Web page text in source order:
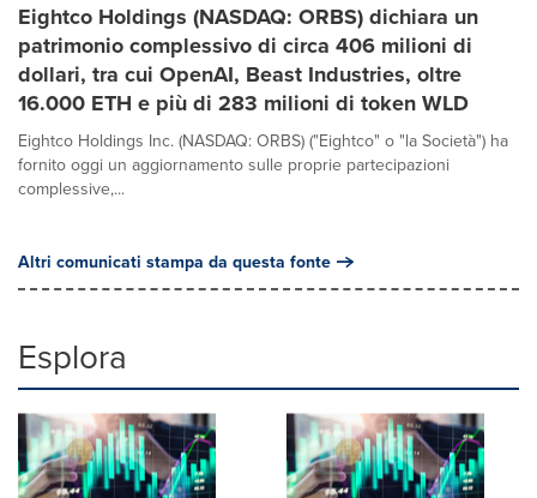
Eightco Holdings (NASDAQ: ORBS) dichiara un
patrimonio complessivo di circa 406 milioni di
dollari, tra cui OpenAI, Beast Industries, oltre
16.000 ETH e più di 283 milioni di token WLD
Eightco Holdings Inc. (NASDAQ: ORBS) ("Eightco" o "la Società") ha
fornito oggi un aggiornamento sulle proprie partecipazioni
complessive,...
Altri comunicati stampa da questa fonte
Esplora